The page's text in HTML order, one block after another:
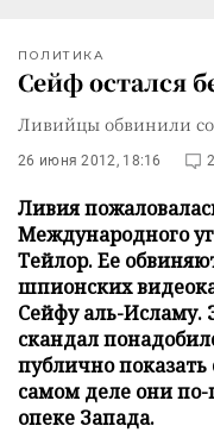
ПОЛИТИКА
Сейф остался
Ливийцы обвинили
26 июня 2012, 18:16 2
Ливия
Международного
Тейлор. Ее
шпионских
Сейфу аль-Исламу.
скандал
публично показать
самом деле они
опеке Запада.